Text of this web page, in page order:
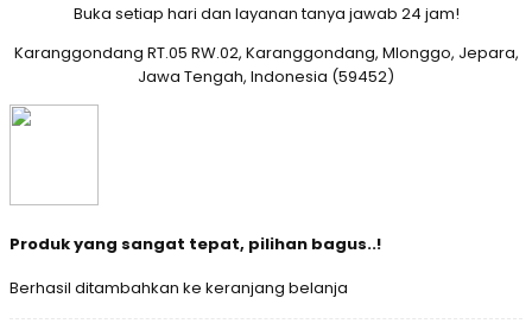
Buka setiap hari dan layanan tanya jawab 24 jam!
Karanggondang RT.05 RW.02, Karanggondang, Mlonggo, Jepara,
Jawa Tengah, Indonesia (59452)
Produk yang sangat tepat, pilihan bagus..!
Berhasil ditambahkan ke keranjang belanja